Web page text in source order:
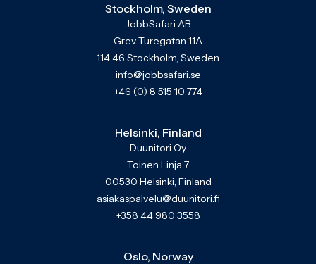
Stockholm, Sweden
JobbSafari AB
Grev Turegatan 11A
114 46 Stockholm, Sweden
info@jobbsafari.se
+46 (0) 8 515 10 774
Helsinki, Finland
Duunitori Oy
Toinen Linja 7
00530 Helsinki, Finland
asiakaspalvelu@duunitori.fi
+358 44 980 3558
Oslo, Norway